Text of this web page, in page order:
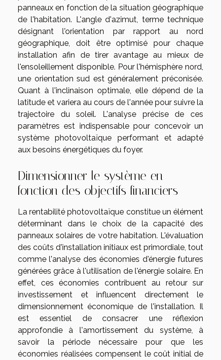
panneaux en fonction de la situation géographique
de l'habitation. L'angle d'azimut, terme technique
désignant l'orientation par rapport au nord
géographique, doit être optimisé pour chaque
installation afin de tirer avantage au mieux de
l'ensoleillement disponible. Pour l'hémisphère nord,
une orientation sud est généralement préconisée.
Quant à l'inclinaison optimale, elle dépend de la
latitude et variera au cours de l'année pour suivre la
trajectoire du soleil. L'analyse précise de ces
paramètres est indispensable pour concevoir un
système photovoltaïque performant et adapté
aux besoins énergétiques du foyer.
Dimensionner le système en
fonction des objectifs financiers
La rentabilité photovoltaïque constitue un élément
déterminant dans le choix de la capacité des
panneaux solaires de votre habitation. L'évaluation
des coûts d'installation initiaux est primordiale, tout
comme l'analyse des économies d'énergie futures
générées grâce à l'utilisation de l'énergie solaire. En
effet, ces économies contribuent au retour sur
investissement et influencent directement le
dimensionnement économique de l'installation. Il
est essentiel de consacrer une réflexion
approfondie à l'amortissement du système, à
savoir la période nécessaire pour que les
économies réalisées compensent le coût initial de